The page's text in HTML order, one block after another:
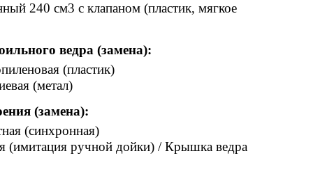
240 см3 с клапаном (пластик, мягкое
ведра (замена):
(пластик)
(метал)
(замена):
(синхронная)
(имитация ручной дойки) / Крышка ведра